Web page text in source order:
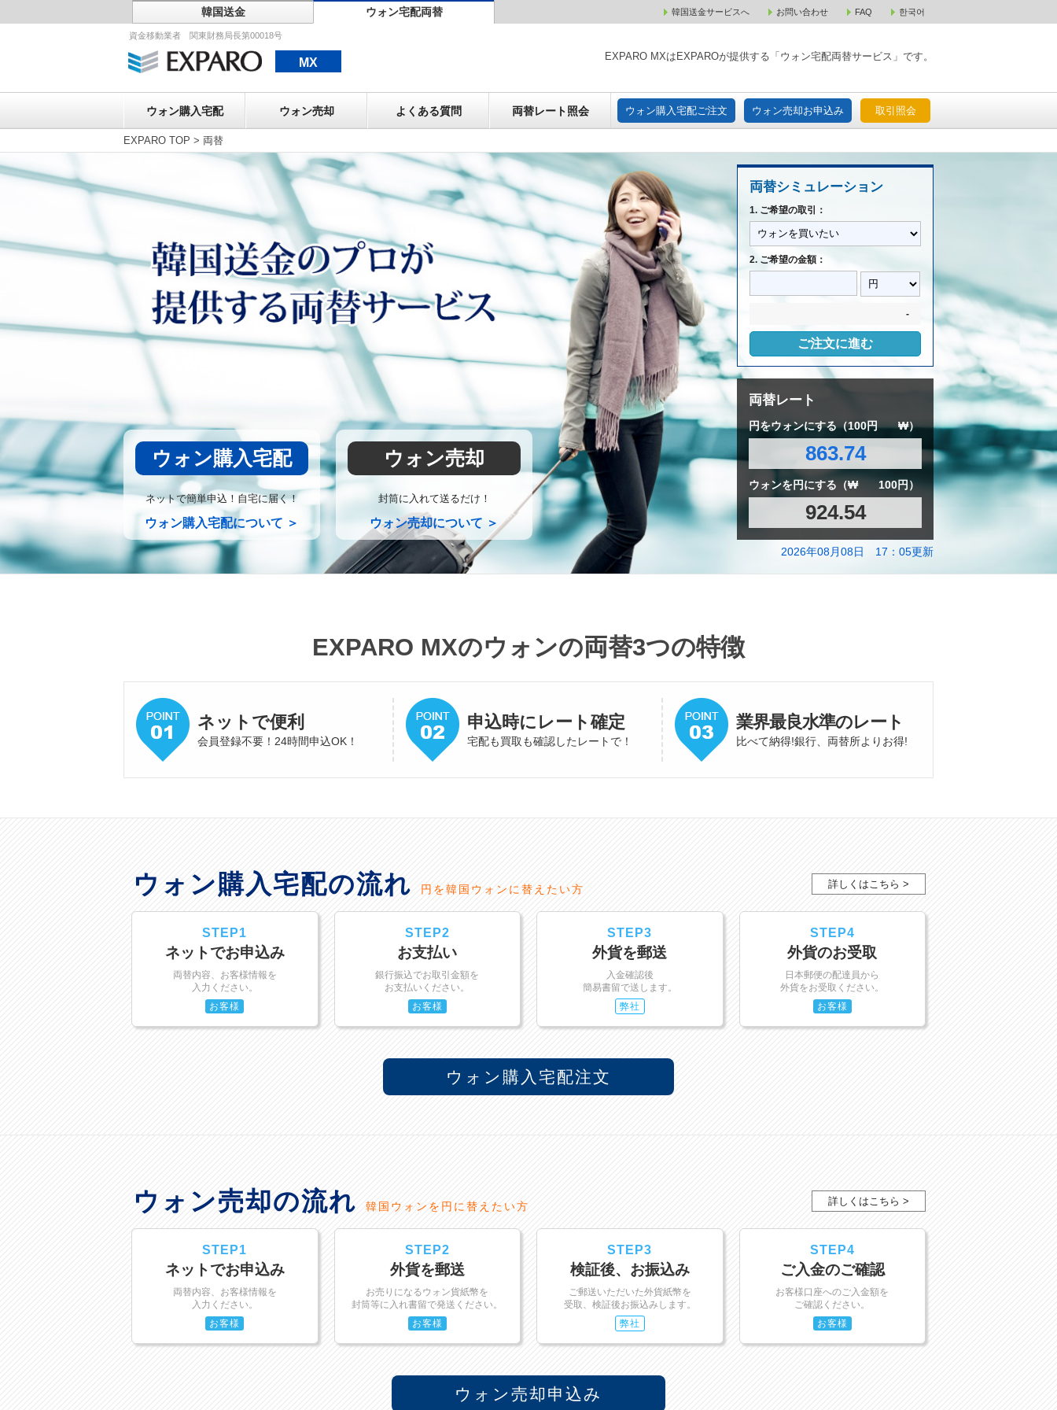
韓国送金 ウォン宅配両替 韓国送金サービスへ お問い合わせ FAQ 한국어
資金移動業者 関東財務局長第00018号
MX EXPARO MXはEXPAROが提供する「ウォン宅配両替サービス」です。
ウォン購入宅配 ウォン売却 よくある質問 両替レート照会 ウォン購入宅配ご注文 ウォン売却お申込み 取引照会
ウォン売却 ウォン購入宅配ご注文 ウォン売却お申込み 取引照会
EXPARO TOP > 両替
両替シミュレーション
1. ご希望の取引：
2. ご希望の金額：
-
ご注文に進む
両替レート
円をウォンにする（100円 ₩）
863.74
ウォンを円にする（₩ 100円）
924.54
2026年08月08日 17：05更新
ウォン購入宅配
ネットで簡単申込！自宅に届く！
ウォン購入宅配について ＞
ウォン売却
封筒に入れて送るだけ！
ウォン売却について ＞
EXPARO MXのウォンの両替3つの特徴
ネットで便利
会員登録不要！24時間申込OK！
申込時にレート確定
宅配も買取も確認したレートで！
業界最良水準のレート
比べて納得!銀行、両替所よりお得!
詳しくはこちら >
ウォン購入宅配の流れ 円を韓国ウォンに替えたい方
STEP1
ネットでお申込み
両替内容、お客様情報を
入力ください。
お客様
STEP2
お支払い
銀行振込でお取引金額を
お支払いください。
お客様
STEP3
外貨を郵送
入金確認後
簡易書留で送します。
弊社
STEP4
外貨のお受取
日本郵便の配達員から
外貨をお受取ください。
お客様
ウォン購入宅配注文
詳しくはこちら >
ウォン売却の流れ 韓国ウォンを円に替えたい方
STEP1
ネットでお申込み
両替内容、お客様情報を
入力ください。
お客様
STEP2
外貨を郵送
お売りになるウォン貨紙幣を
封筒等に入れ書留で発送ください。
お客様
STEP3
検証後、お振込み
ご郵送いただいた外貨紙幣を
受取、検証後お振込みします。
弊社
STEP4
ご入金のご確認
お客様口座へのご入金額を
ご確認ください。
お客様
ウォン売却申込み